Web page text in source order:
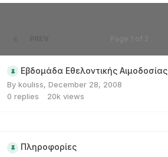
Εβδομάδα Εθελοντικής Αιμοδοσίας
By kouliss, December 28, 2008
0 replies 20k views
Πληροφορίες